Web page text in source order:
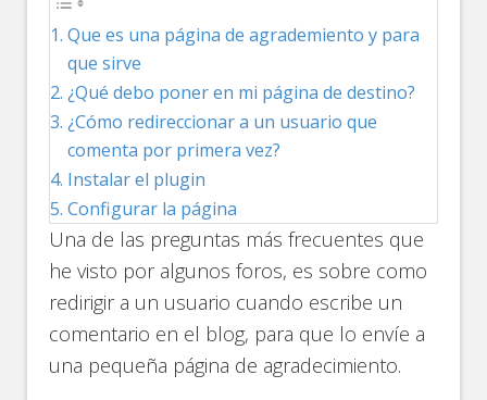
Que es una página de agrademiento y para
que sirve
¿Qué debo poner en mi página de destino?
¿Cómo redireccionar a un usuario que
comenta por primera vez?
Instalar el plugin
Configurar la página
Una de las preguntas más frecuentes que
he visto por algunos foros, es sobre como
redirigir a un usuario cuando escribe un
comentario en el blog, para que lo envíe a
una pequeña página de agradecimiento.